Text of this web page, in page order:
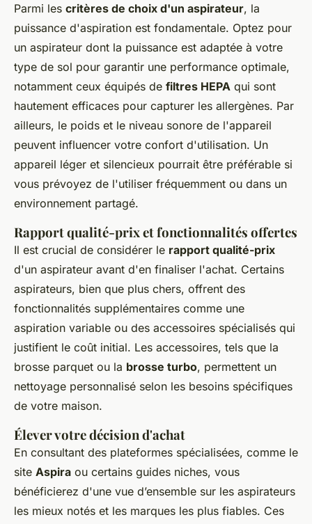
Parmi les critères de choix d'un aspirateur, la
puissance d'aspiration est fondamentale. Optez pour
un aspirateur dont la puissance est adaptée à votre
type de sol pour garantir une performance optimale,
notamment ceux équipés de filtres HEPA qui sont
hautement efficaces pour capturer les allergènes. Par
ailleurs, le poids et le niveau sonore de l'appareil
peuvent influencer votre confort d'utilisation. Un
appareil léger et silencieux pourrait être préférable si
vous prévoyez de l'utiliser fréquemment ou dans un
environnement partagé.
Rapport qualité-prix et fonctionnalités offertes
Il est crucial de considérer le rapport qualité-prix
d'un aspirateur avant d'en finaliser l'achat. Certains
aspirateurs, bien que plus chers, offrent des
fonctionnalités supplémentaires comme une
aspiration variable ou des accessoires spécialisés qui
justifient le coût initial. Les accessoires, tels que la
brosse parquet ou la brosse turbo, permettent un
nettoyage personnalisé selon les besoins spécifiques
de votre maison.
Élever votre décision d'achat
En consultant des plateformes spécialisées, comme le
site Aspira ou certains guides niches, vous
bénéficierez d'une vue d’ensemble sur les aspirateurs
les mieux notés et les marques les plus fiables. Ces